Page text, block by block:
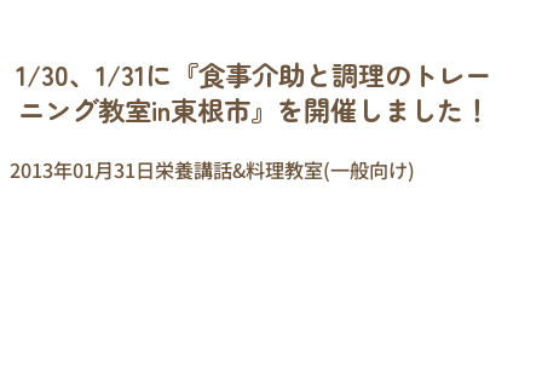
1/30、1/31に『食事介助と調理のトレー
ニング教室in東根市』を開催しました！
2013年01月31日栄養講話&料理教室(一般向け)